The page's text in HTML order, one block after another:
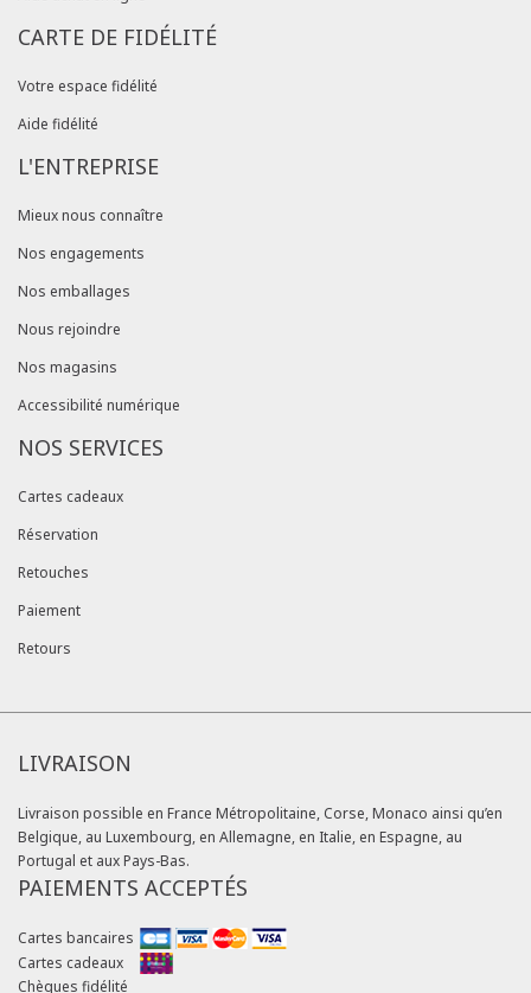
CARTE DE FIDÉLITÉ
Votre espace fidélité
Aide fidélité
L'ENTREPRISE
Mieux nous connaître
Nos engagements
Nos emballages
Nous rejoindre
Nos magasins
Accessibilité numérique
NOS SERVICES
Cartes cadeaux
Réservation
Retouches
Paiement
Retours
LIVRAISON
Livraison possible en France Métropolitaine, Corse, Monaco ainsi qu’en
Belgique, au Luxembourg, en Allemagne, en Italie, en Espagne, au
Portugal et aux Pays-Bas.
PAIEMENTS ACCEPTÉS
Cartes bancaires
Cartes cadeaux
Chèques fidélité